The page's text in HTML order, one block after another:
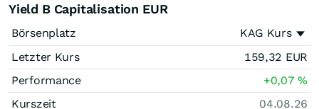
Yield B Capitalisation EUR
Börsenplatz
KAG Kurs
Letzter Kurs
159,32 EUR
Performance
+0,07%
Kurszeit
04.08.26